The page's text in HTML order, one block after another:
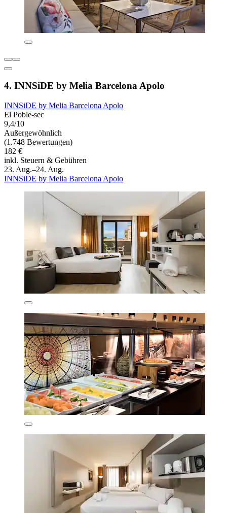
4. INNSiDE by Melia Barcelona Apolo
INNSiDE by Melia Barcelona Apolo
El Poble-sec
9,4/10
Außergewöhnlich
(1.748 Bewertungen)
182 €
inkl. Steuern & Gebühren
23. Aug.–24. Aug.
INNSiDE by Melia Barcelona Apolo